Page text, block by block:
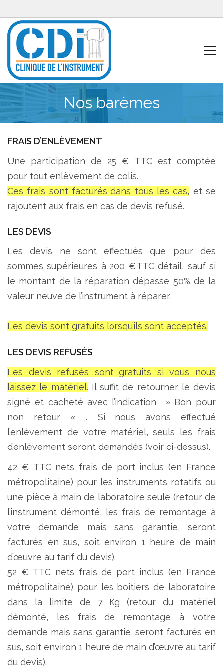
Nos barèmes
FRAIS D’ENLÈVEMENT
Une participation de 25 € TTC est comptée
pour tout enlèvement de colis.
Ces frais sont facturés dans tous les cas, et se
rajoutent aux frais en cas de devis refusé.
LES DEVIS
Les devis ne sont effectués que pour des
sommes supérieures à 200 €TTC détail, sauf si
le montant de la réparation dépasse 50% de la
valeur neuve de l’instrument à réparer.
Les devis sont gratuits lorsqu’ils sont acceptés.
LES DEVIS REFUSÉS
Les devis refusés sont gratuits si vous nous
laissez le matériel. Il suffit de retourner le devis
signé et cacheté avec l’indication » Bon pour
non retour « . Si nous avons effectué
l’enlèvement de votre matériel, seuls les frais
d’enlèvement seront demandés (voir ci-dessus).
42 € TTC nets frais de port inclus (en France
métropolitaine) pour les instruments rotatifs ou
une pièce à main de laboratoire seule (retour de
l’instrument démonté, les frais de remontage à
votre demande mais sans garantie, seront
facturés en sus, soit environ 1 heure de main
d’œuvre au tarif du devis).
52 € TTC nets frais de port inclus (en France
métropolitaine) pour les boîtiers de laboratoire
dans la limite de 7 Kg (retour du matériel
démonté, les frais de remontage à votre
demande mais sans garantie, seront facturés en
sus, soit environ 1 heure de main d’œuvre au tarif
du devis).